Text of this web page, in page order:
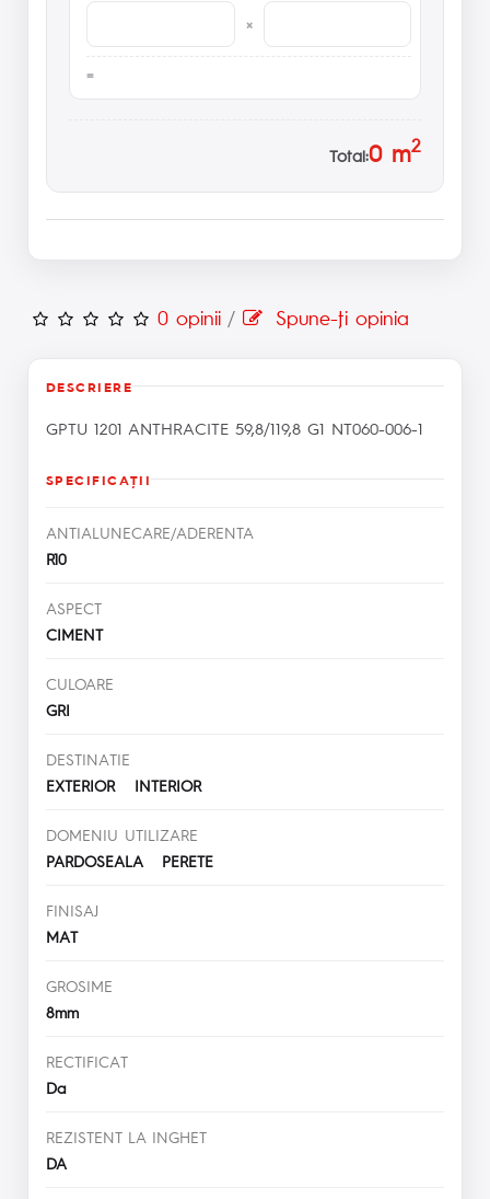
×
Total:0m2
0 opinii / Spune-ţi opinia
DESCRIERE
GPTU 1201 ANTHRACITE 59,8/119,8 G1 NT060-006-1
SPECIFICAŢII
ANTIALUNECARE/ADERENTA
R10
ASPECT
CIMENT
CULOARE
GRI
DESTINATIE
EXTERIOR INTERIOR
DOMENIU UTILIZARE
PARDOSEALA PERETE
FINISAJ
MAT
GROSIME
8mm
RECTIFICAT
Da
REZISTENT LA INGHET
DA